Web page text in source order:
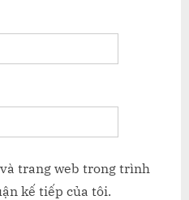
trang web trong trình
kế tiếp của tôi.